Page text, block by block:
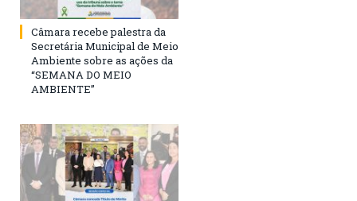
Câmara recebe palestra da
Secretária Municipal de Meio
Ambiente sobre as ações da
“SEMANA DO MEIO
AMBIENTE”